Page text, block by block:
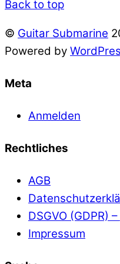
Back to top
© Guitar Submarine
Powered by
Meta
Anmelden
Rechtliches
AGB
DSGVO (GDPR)
Impressum